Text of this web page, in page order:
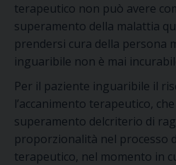
terapeutico non può avere
superamento della malattia
prendersi cura della persona
inguaribile non è mai
Per il paziente inguaribile il
l’accanimento terapeutico,
superamento delcriterio di
proporzionalità nel processo
terapeutico, nel momento in